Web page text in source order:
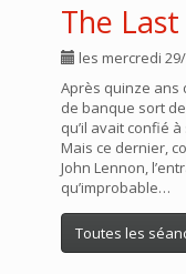
The
les mercredi
Après quinze
de banque sort
qu’il avait confié
Mais ce dernier,
John Lennon,
qu’improbable…
Toutes les